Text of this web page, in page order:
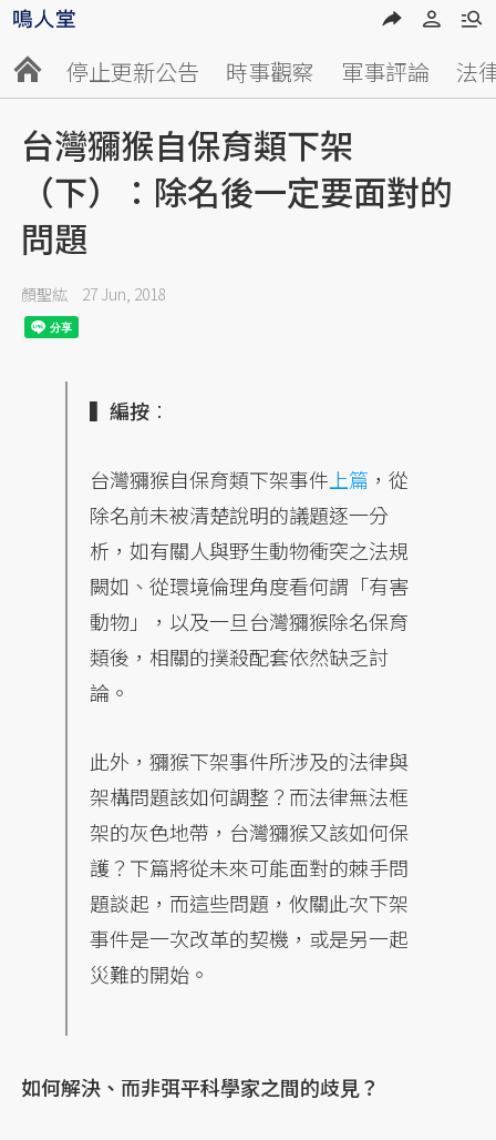
停止更新公告 時事觀察 軍事評論 法
台灣獼猴自保育類下架
（下）：除名後一定要面對的
問題
顏聖紘 27 Jun, 2018
▍編按 ：
台灣獼猴自保育類下架事件 上篇 ，從
除名前未被清楚說明的議題逐一分
析，如有關人與野生動物衝突之法規
闕如、從環境倫理角度看何謂「有害
動物」，以及一旦台灣獼猴除名保育
類後，相關的撲殺配套依然缺乏討
論。
此外，獼猴下架事件所涉及的法律與
架構問題該如何調整？而法律無法框
架的灰色地帶，台灣獼猴又該如何保
護？下篇將從未來可能面對的棘手問
題談起，而這些問題，攸關此次下架
事件是一次改革的契機，或是另一起
災難的開始。
如何解決、而非弭平科學家之間的歧見？